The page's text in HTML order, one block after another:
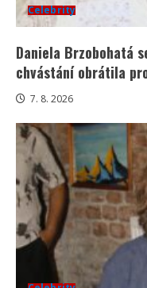
Celebrity
Daniela Brzobohatá
chvástání obrátila
7. 8. 2026